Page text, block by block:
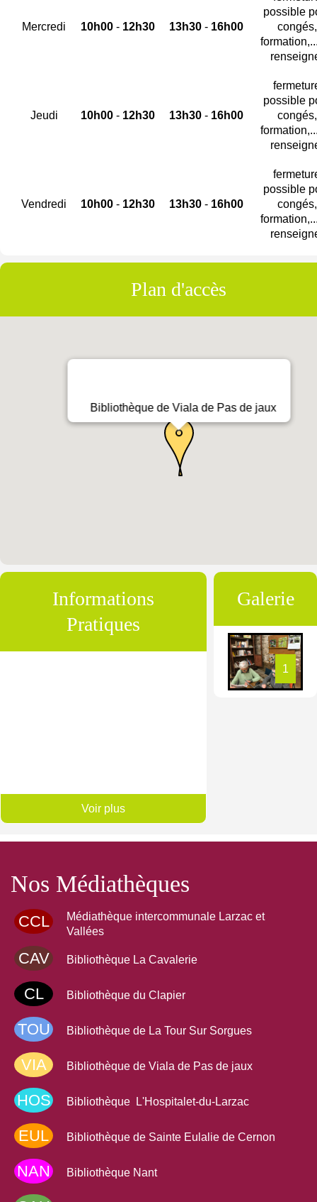
Mercredi 10h00 - 12h30 13h30 - 16h00
possible
congés,
Jeudi 10h00 - 12h30 13h30 - 16h00
possible
congés,
Vendredi 10h00 - 12h30 13h30 - 16h00
possible
congés,
Plan d'accès
Bibliothèque de Viala de Pas de jaux
Informations
Pratiques
Voir plus
Galerie
1
Nos Médiathèques
CCL
Médiathèque intercommunale Larzac et
Vallées
CAV Bibliothèque La Cavalerie
CL Bibliothèque du Clapier
TOU Bibliothèque de La Tour Sur Sorgues
VIA Bibliothèque de Viala de Pas de jaux
HOS Bibliothèque L'Hospitalet-du-Larzac
EUL Bibliothèque de Sainte Eulalie de Cernon
NAN Bibliothèque Nant